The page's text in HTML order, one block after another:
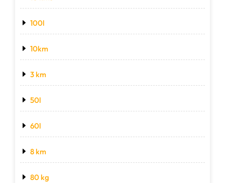
100l
10km
3 km
50l
60l
8 km
80 kg